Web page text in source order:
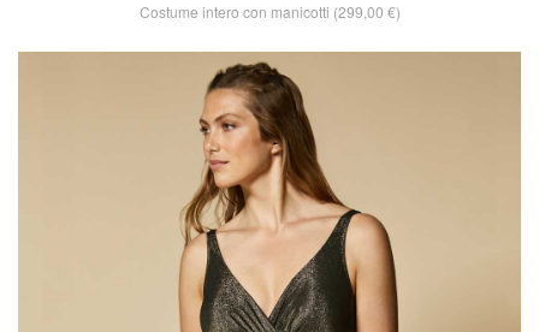
Costume intero con manicotti (299,00 €)